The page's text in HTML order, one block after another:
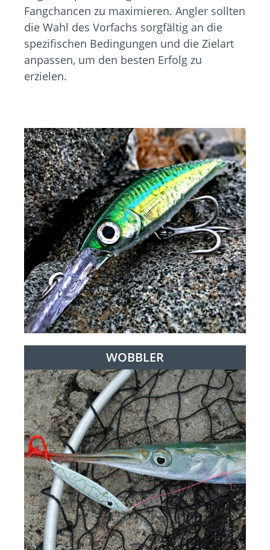
Fangchancen zu maximieren. Angler sollten
die Wahl des Vorfachs sorgfältig an die
spezifischen Bedingungen und die Zielart
anpassen, um den besten Erfolg zu
erzielen.
WOBBLER